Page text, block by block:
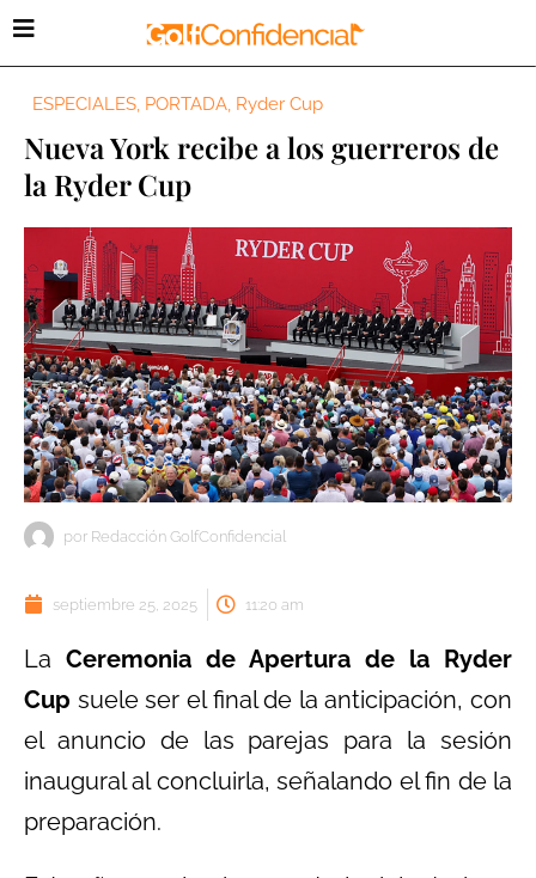
ESPECIALES, PORTADA, Ryder Cup
Nueva York recibe a los guerreros de
la Ryder Cup
por Redacción GolfConfidencial
septiembre 25, 2025 11:20 am
La Ceremonia de Apertura de la Ryder
Cup suele ser el final de la anticipación, con
el anuncio de las parejas para la sesión
inaugural al concluirla, señalando el fin de la
preparación.